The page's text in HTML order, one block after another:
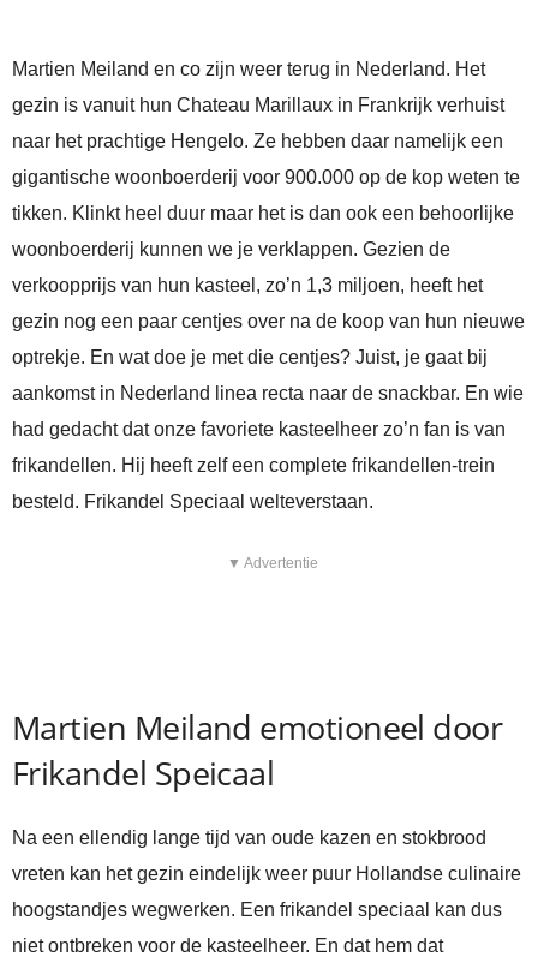
Martien Meiland en co zijn weer terug in Nederland. Het
gezin is vanuit hun Chateau Marillaux in Frankrijk verhuist
naar het prachtige Hengelo. Ze hebben daar namelijk een
gigantische woonboerderij voor 900.000 op de kop weten te
tikken. Klinkt heel duur maar het is dan ook een behoorlijke
woonboerderij kunnen we je verklappen. Gezien de
verkoopprijs van hun kasteel, zo’n 1,3 miljoen, heeft het
gezin nog een paar centjes over na de koop van hun nieuwe
optrekje. En wat doe je met die centjes? Juist, je gaat bij
aankomst in Nederland linea recta naar de snackbar. En wie
had gedacht dat onze favoriete kasteelheer zo’n fan is van
frikandellen. Hij heeft zelf een complete frikandellen-trein
besteld. Frikandel Speciaal welteverstaan.
▼ Advertentie
Martien Meiland emotioneel door
Frikandel Speicaal
Na een ellendig lange tijd van oude kazen en stokbrood
vreten kan het gezin eindelijk weer puur Hollandse culinaire
hoogstandjes wegwerken. Een frikandel speciaal kan dus
niet ontbreken voor de kasteelheer. En dat hem dat